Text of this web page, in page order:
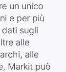
un unico
e per più
sugli
alle
alle
Markit può